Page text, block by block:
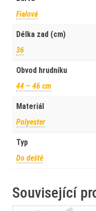
Fialová
Délka zad (cm)
36
Obvod hrudníku
44 – 46 cm
Materiál
Polyester
Typ
Do deště
Související